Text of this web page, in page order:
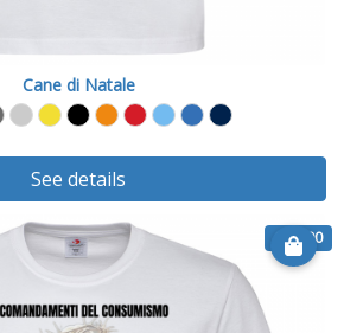
Cane di Natale
See details
€ 14.90